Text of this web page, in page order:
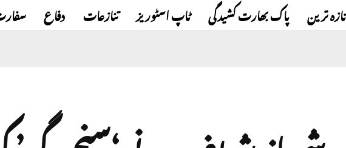
تازہ ترین پاک بھارت کشیدگی ٹاپ اسٹوریز تنازعات دفاع